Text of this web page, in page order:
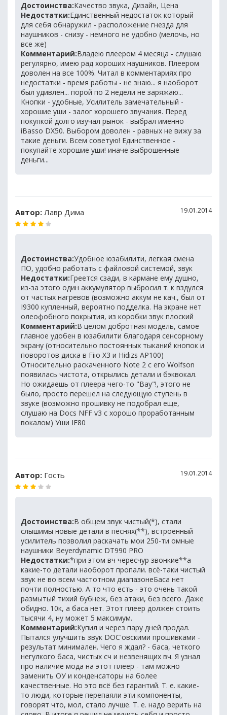
Достоинства:Качество звука, Дизайн, Цена
Недостатки:Единственный недостаток который
для себя обнаружил - расположение гнезда для
наушников - снизу - немного не удобно (мелочь, но
все же)
Комментарий:Владею плеером 4 месяца - слушаю
регулярно, имею рад хороших наушников. Плеером
доволен на все 100%. Читал в комментариях про
недостатки - время работы - не знаю... я наоборот
был удивлен... порой по 2 недели не заряжаю...
Кнопки - удобные, Усилитель замечательный -
хорошие уши - залог хорошего звучания. Перед
покупкой долго изучал рынок - выбрал именно
iBasso DX50. Выбором доволен - равных не вижу за
такие деньги. Всем советую! Единственное -
покупайте хорошие уши! иначе выброшенные
деньги...
Автор: Лавр Дима 19.01.2014
Достоинства:Удобное юзабилити, легкая смена
ПО, удобно работать с файловой системой, звук
Недостатки:Греется сзади, в кармане ему душно,
из-за этого один аккумулятор выбросил т. к вздулся
от частых нагревов (возможно аккум не кач., был от
I9300 купленный, вероятно подделка. На экране нет
олеофобного покрытия, из коробки звук плоский
Комментарий:В целом добротная модель, самое
главное удобен в юзабилити благодаря сенсорному
экрану (относительно постоянных тыканий кнопок и
поворотов диска в Fiio X3 и Hidizs AP100)
Относительно раскаченного Note 2 с его Wolfson
появилась чистота, открылись детали и бэквокал.
Но ожидаешь от плеера чего-то "Вау"!, этого не
было, просто перешел на следующую ступень в
звуке (возможно прошивку не подобрал еще,
слушаю на Docs NFF v3 с хорошо проработанным
вокалом) Уши IE80
Автор: Гость 19.01.2014
Достоинства:В общем звук чистый(*), стали
слышимы новые детали в песнях(**), встроенный
усилитель позволил раскачать мои 250-ти омные
наушники Beyerdynamic DT990 PRO
Недостатки:*при этом вч чересчур звонкие**а
какие-то детали наоборот пропали. всё-таки чистый
звук не во всем частотном диапазонеБаса нет
почти полностью. А то что есть - это очень такой
размытый тихий бубнеж, без атаки, без всего. Даже
обидно. 10к, а баса нет. Этот плеер должен стоить
тысячи 4, ну может 5 максимум.
Комментарий:Купил и через пару дней продал.
Пытался улучшить звук DOC'овскими прошивками -
результат минимален. Чего я ждал? - баса, четкого
негулкого баса, чистых сч и незвенящих вч. Я узнал
про наличие мода на этот плеер - там можно
заменить ОУ и конденсаторы на более
качественные. Но это всё без гарантий. Т. е. какие-
то люди, которые перепаяли эти компоненты,
говорят что, мол, стало лучше. Т. е. надо верить на